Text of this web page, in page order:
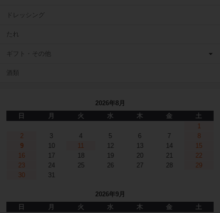
ドレッシング
たれ
ギフト・その他
酒類
2026年8月
日
月 火 水 木 金
土
1
2
3 4 5 6 7
8
9
10 11 12 13 14
15
16
17 18 19 20 21
22
23
24 25 26 27 28
29
30
31
2026年9月
日
月 火 水 木 金
土